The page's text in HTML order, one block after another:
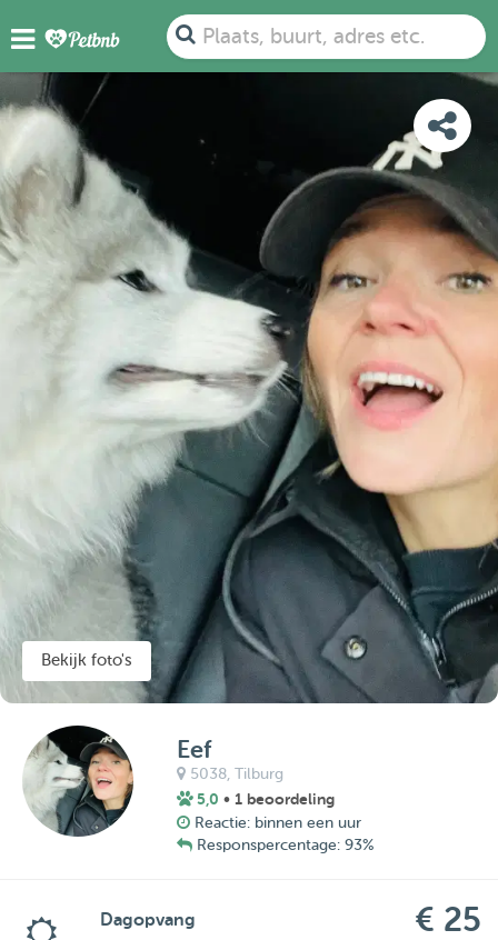
Plaats, buurt, adres etc.
FOTO'S BEOORDELINGEN KAART
Bekijk foto's
Eef
5038,Tilburg
5,0 • 1 beoordeling
Reactie: binnen een uur
Responspercentage: 93%
Dagopvang € 25